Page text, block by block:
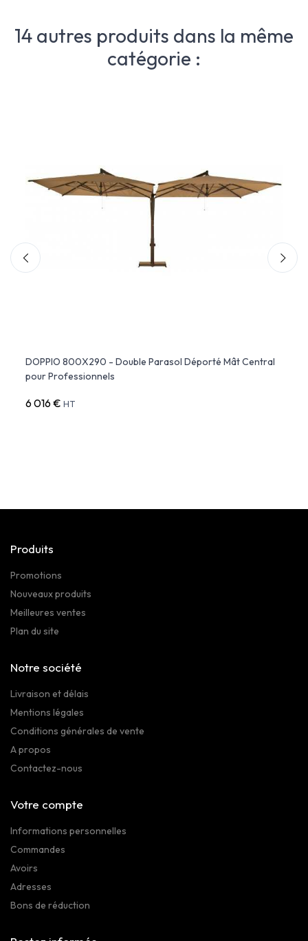
14 autres produits dans la même
catégorie :
DOPPIO 800X290 - Double Parasol Déporté Mât Central
pour Professionnels
6 016 € HT
Produits
Promotions
Nouveaux produits
Meilleures ventes
Plan du site
Notre société
Livraison et délais
Mentions légales
Conditions générales de vente
A propos
Contactez-nous
Votre compte
Informations personnelles
Commandes
Avoirs
Adresses
Bons de réduction